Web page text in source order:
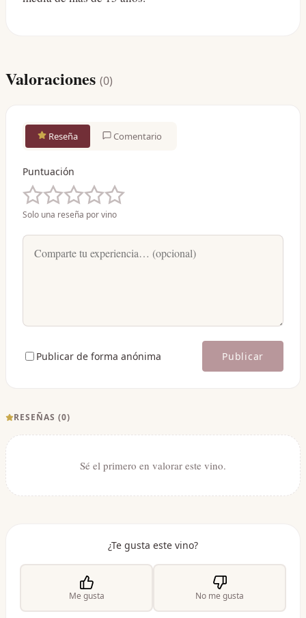
Valoraciones (0)
Reseña Comentario
Puntuación
Solo una reseña por vino
Publicar de forma anónima Publicar
RESEÑAS (0)
Sé el primero en valorar este vino.
¿Te gusta este vino?
Me gusta No me gusta